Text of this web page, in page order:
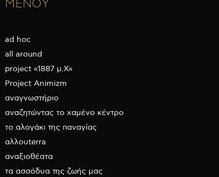
ΜΕΝΟΥ
ad hoc
all around
project «1887 μ.Χ»
Project Animizm
αναγνωστήριο
αναζητώντας το χαμένο κέντρο
το αλογάκι της παναγίας
αλλουterra
αναξιοθέατα
τα ασσόδυα της ζωής μας